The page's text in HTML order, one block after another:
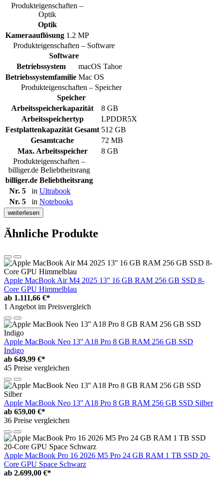
Produkteigenschaften –
Optik
Optik
Kameraauflösung 1.2 MP
Produkteigenschaften – Software
Software
Betriebssystem
macOS Tahoe
Betriebssystemfamilie Mac OS
Produkteigenschaften – Speicher
Speicher
Arbeitsspeicherkapazität
8 GB
Arbeitsspeichertyp
LPDDR5X
Festplattenkapazität Gesamt 512 GB
Gesamtcache
72 MB
Max. Arbeitsspeicher
8 GB
Produkteigenschaften –
billiger.de Beliebtheitsrang
billiger.de Beliebtheitsrang
Nr. 5
in Ultrabook
Nr. 5
in Notebooks
weiterlesen
Ähnliche Produkte
Apple MacBook Air M4 2025 13'' 16 GB RAM 256 GB SSD 8-
Core GPU Himmelblau
ab 1.111,66 €*
1 Angebot im Preisvergleich
Apple MacBook Neo 13'' A18 Pro 8 GB RAM 256 GB SSD
Indigo
ab 649,99 €*
45 Preise vergleichen
Apple MacBook Neo 13'' A18 Pro 8 GB RAM 256 GB SSD Silber
ab 659,00 €*
36 Preise vergleichen
Apple MacBook Pro 16 2026 M5 Pro 24 GB RAM 1 TB SSD 20-
Core GPU Space Schwarz
ab 2.699,00 €*